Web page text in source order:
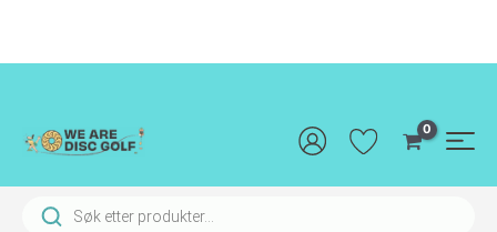
innholdet
Products search